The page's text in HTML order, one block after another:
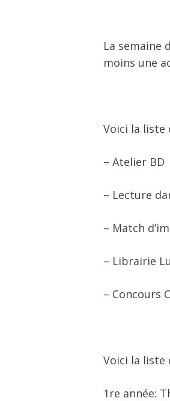
La semaine
moins une
Voici la liste
– Atelier BD
– Lecture
– Match
– Librairie
– Concours
Voici la liste
1re année: